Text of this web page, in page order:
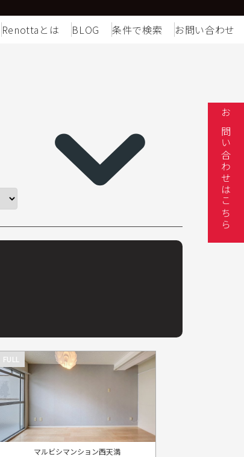
Renottaとは BLOG 条件で検索 お問い合わせ
FULL
マルビシマンション西天満
お問い合わせはこちら